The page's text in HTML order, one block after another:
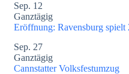
Sep. 12
Ganztägig
Eröffnung: Ravensburg spielt
Sep. 27
Ganztägig
Cannstatter Volksfestumzug